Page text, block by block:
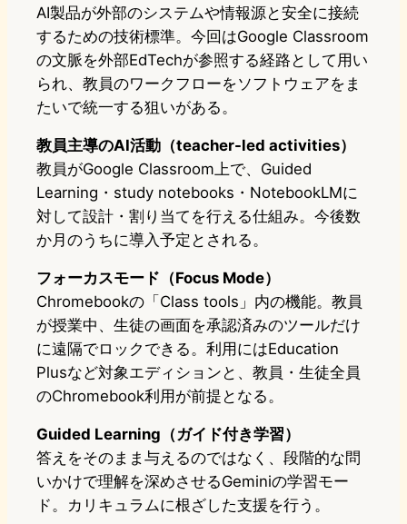
AI製品が外部のシステムや情報源と安全に接続
するための技術標準。今回はGoogle Classroom
の文脈を外部EdTechが参照する経路として用い
られ、教員のワークフローをソフトウェアをま
たいで統一する狙いがある。
教員主導のAI活動（teacher-led activities）
教員がGoogle Classroom上で、Guided
Learning・study notebooks・NotebookLMに
対して設計・割り当てを行える仕組み。今後数
か月のうちに導入予定とされる。
フォーカスモード（Focus Mode）
Chromebookの「Class tools」内の機能。教員
が授業中、生徒の画面を承認済みのツールだけ
に遠隔でロックできる。利用にはEducation
Plusなど対象エディションと、教員・生徒全員
のChromebook利用が前提となる。
Guided Learning（ガイド付き学習）
答えをそのまま与えるのではなく、段階的な問
いかけで理解を深めさせるGeminiの学習モー
ド。カリキュラムに根ざした支援を行う。